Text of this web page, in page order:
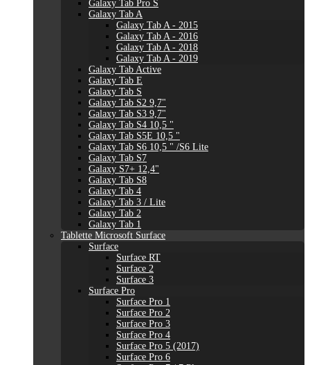
Galaxy Tab Pro S
Galaxy Tab A
Galaxy Tab A - 2015
Galaxy Tab A - 2016
Galaxy Tab A - 2018
Galaxy Tab A - 2019
Galaxy Tab Active
Galaxy Tab E
Galaxy Tab S
Galaxy Tab S2 9,7"
Galaxy Tab S3 9,7"
Galaxy Tab S4 10,5 "
Galaxy Tab S5E 10,5 "
Galaxy Tab S6 10,5 " /S6 Lite
Galaxy Tab S7
Galaxy S7+ 12,4"
Galaxy Tab S8
Galaxy Tab 4
Galaxy Tab 3 / Lite
Galaxy Tab 2
Galaxy Tab 1
Tablette Microsoft Surface
Surface
Surface RT
Surface 2
Surface 3
Surface Pro
Surface Pro 1
Surface Pro 2
Surface Pro 3
Surface Pro 4
Surface Pro 5 (2017)
Surface Pro 6